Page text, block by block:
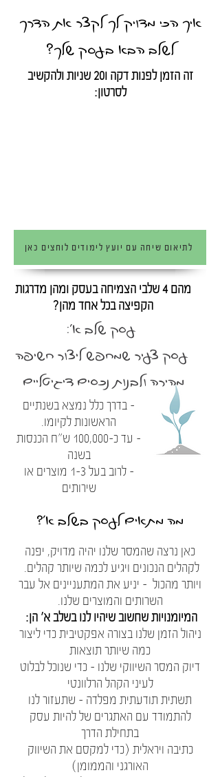
כאן נרצה שהמסר שלנו יהיה מדויק, יפנה
לקהלים הנכונים ויגיע לכמה שיותר קהלים.
ויותר מהכול - יניע את המתעניינים אל עבר
השרותים והמוצרים שלנו.
המיומנויות שחשוב שיהיו לנו בשלב א' הן:
ניהול הזמן שלנו בצורה אפקטיבית כדי ליצור
כמה שיותר תוצאות
דיוק המסר השיווקי שלנו - כדי שנוכל לבלוט
לעיני הקהל הרלוונטי
תשתית תודעתית מפלדה - שתעזור לנו
להתמודד עם האתגרים של להיות עסק
בתחילת הדרך
כתיבה ויראלית (כדי למקסם את השיווק
האורגני והממומן)
איך הכי מדויק לך לקצר את הדרך
לשלב הבא בעסק שלך?
זה הזמן לפנות דקה ו20 שניות ולהקשיב
לסרטון:
מה מתאים לעסק בשלב א'?
- בדרך כלל נמצא בשנתיים
הראשונות לקיומו.
- עד כ-100,000 ש"ח הכנסות
בשנה
- לרוב בעל 1-3 מוצרים או
שירותים
עסק שלב א':
עסק צעיר שמחפש ליצור חשיפה
מהירה ולבנות נכסים דיגיטליים
לתיאום שיחה עם יועץ לימודים לוחצים כאן
מהם 4 שלבי הצמיחה בעסק ומהן מדרגות
הקפיצה בכל אחד מהן?